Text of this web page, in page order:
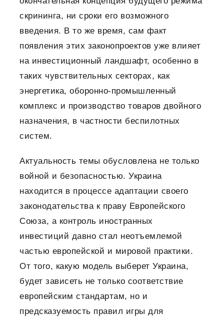
скрининга, ни сроки его возможного
введения. В то же время, сам факт
появления этих законопроектов уже влияет
на инвестиционный ландшафт, особенно в
таких чувствительных секторах, как
энергетика, оборонно-промышленный
комплекс и производство товаров двойного
назначения, в частности беспилотных
систем.
Актуальность темы обусловлена не только
войной и безопасностью. Украина
находится в процессе адаптации своего
законодательства к праву Европейского
Союза, а контроль иностранных
инвестиций давно стал неотъемлемой
частью европейской и мировой практики.
От того, какую модель выберет Украина,
будет зависеть не только соответствие
европейским стандартам, но и
предсказуемость правил игры для